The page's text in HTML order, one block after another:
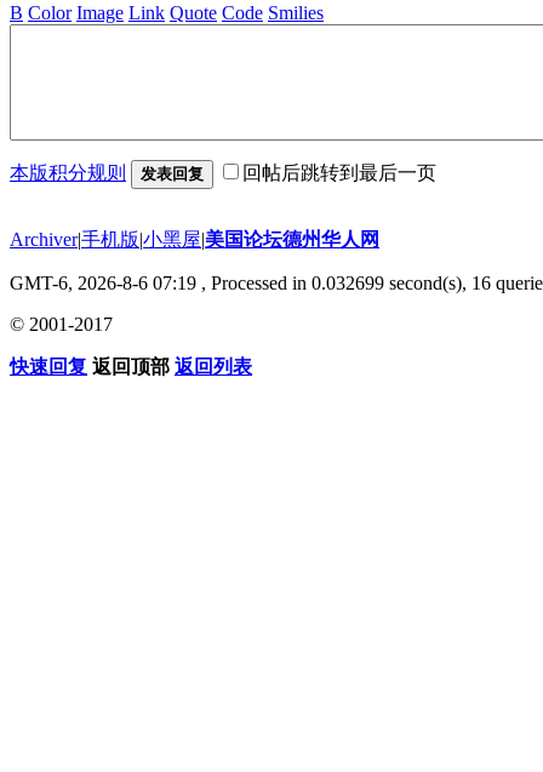
B Color Image Link Quote Code Smilies
本版积分规则 发表回复 回帖后跳转到最后一页
Archiver|手机版|小黑屋|美国论坛德州华人网
GMT-6, 2026-8-6 07:19 , Processed in 0.032699 second(s), 16
© 2001-2017
快速回复 返回顶部 返回列表